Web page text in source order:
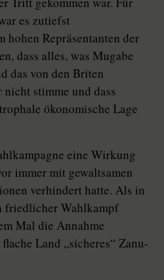
es zutiefst
hohen Repräsentanten der
dass alles, was Mugabe
das von den Briten
nicht stimme und dass
ökonomische Lage
eine Wirkung
immer mit gewaltsamen
verhindert hatte. Als in
friedlicher Wahlkampf
Mal die Annahme
Land „sicheres“ Zanu-